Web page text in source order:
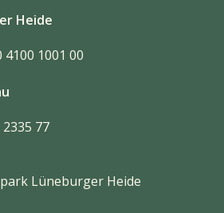
Heide
4100 1001 00
77
Lüneburger Heide